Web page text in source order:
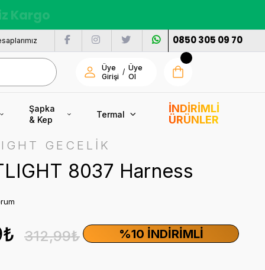
0850 305 09 70
Üye
Girişi
/ Üye
Ol
Şapka
& Kep
Termal
İNDİRİMLİ
ÜRÜNLER
GECELİK
8037 Harness
%10 İNDIRIMLI
312,99₺